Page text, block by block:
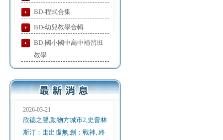
BD-程式合集
BD-幼兒教學合輯
BD-國小國中高中補習班
教學
2026-03-21
欣德之聲,動物方城市2,史普林
斯汀：走出虛無,創：戰神, 終